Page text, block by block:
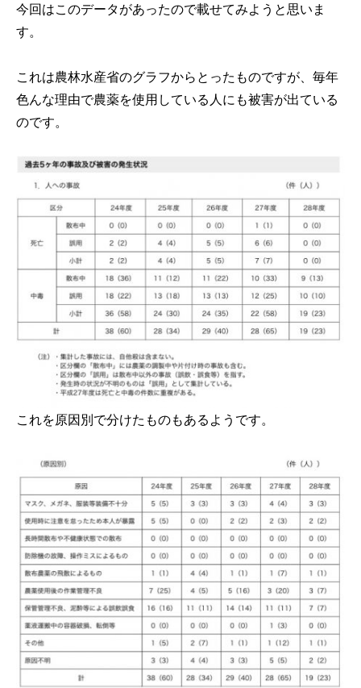
今回はこのデータがあったので載せてみようと思いま
す。
これは農林水産省のグラフからとったものですが、毎年
色んな理由で農薬を使用している人にも被害が出ている
のです。
これを原因別で分けたものもあるようです。